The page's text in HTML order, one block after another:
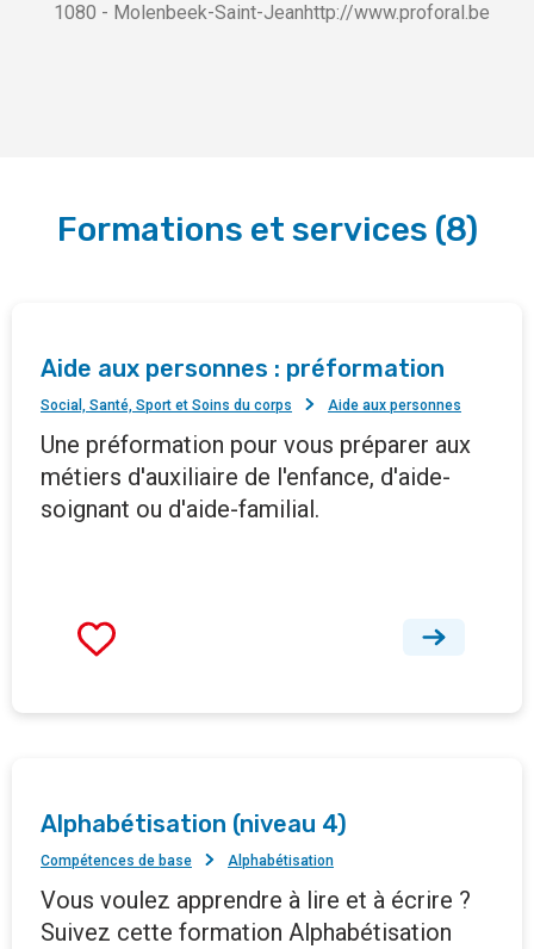
1080 - Molenbeek-Saint-Jeanhttp://www.proforal.be
Formations et services (8)
Aide aux personnes : préformation
Social, Santé, Sport et Soins du corps Aide aux personnes
Une préformation pour vous préparer aux
métiers d'auxiliaire de l'enfance, d'aide-
soignant ou d'aide-familial.
Alphabétisation (niveau 4)
Compétences de base Alphabétisation
Vous voulez apprendre à lire et à écrire ?
Suivez cette formation Alphabétisation